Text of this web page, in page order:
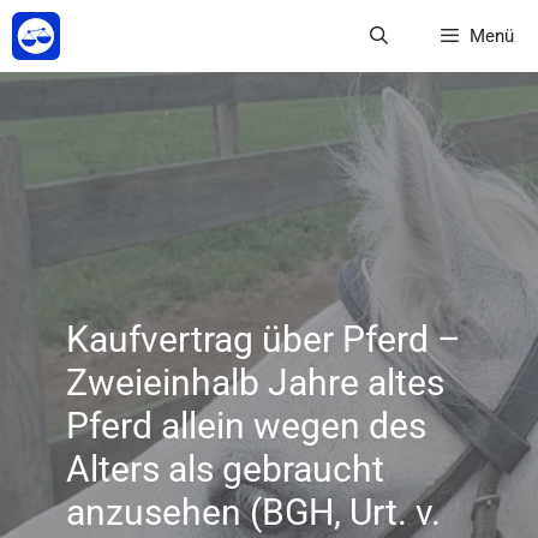
Zum
Inhalt
springen
Menü
Kaufvertrag über Pferd –
Zweieinhalb Jahre altes
Pferd allein wegen des
Alters als gebraucht
anzusehen (BGH, Urt. v.